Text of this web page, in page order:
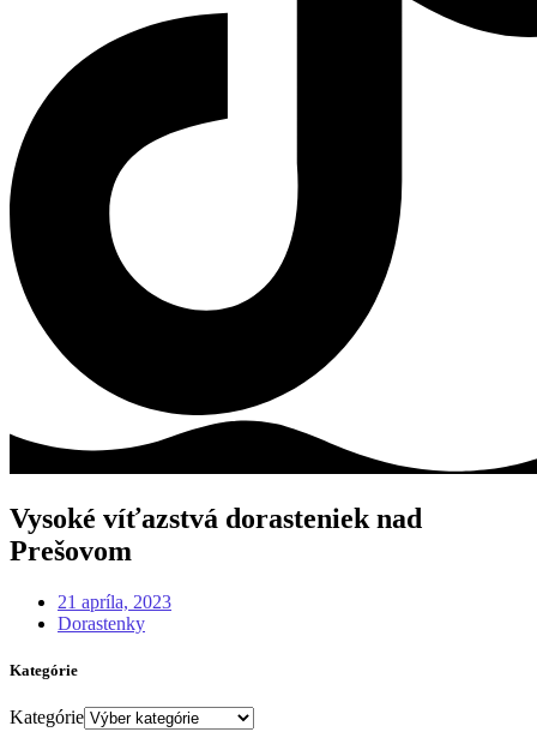
Vysoké víťazstvá dorasteniek nad
Prešovom
21 apríla, 2023
Dorastenky
Kategórie
Kategórie